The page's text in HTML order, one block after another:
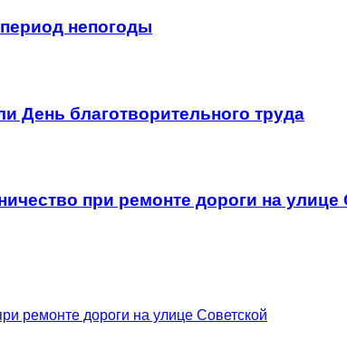
непогоды
День благотворительного труда
при ремонте дороги на улице
ремонте дороги на улице Советской